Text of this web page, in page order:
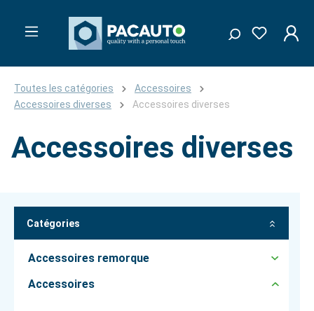
Toutes les catégories
Accessoires
Accessoires diverses
Accessoires diverses
Accessoires diverses
Catégories
Accessoires remorque
Accessoires